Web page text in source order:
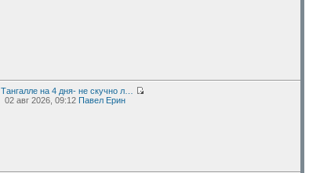
Тангалле на 4 дня- не скучно л…
02 авг 2026, 09:12 Павел Ерин